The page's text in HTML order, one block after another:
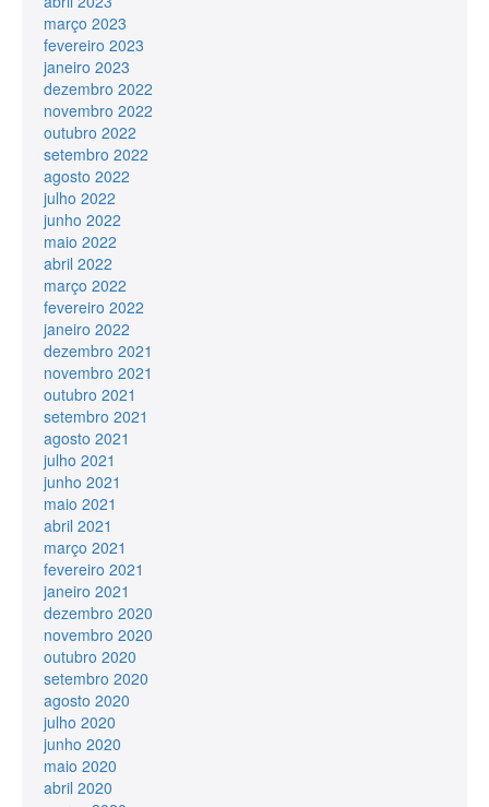
março 2023
fevereiro 2023
janeiro 2023
dezembro 2022
novembro 2022
outubro 2022
setembro 2022
agosto 2022
julho 2022
junho 2022
maio 2022
abril 2022
março 2022
fevereiro 2022
janeiro 2022
dezembro 2021
novembro 2021
outubro 2021
setembro 2021
agosto 2021
julho 2021
junho 2021
maio 2021
abril 2021
março 2021
fevereiro 2021
janeiro 2021
dezembro 2020
novembro 2020
outubro 2020
setembro 2020
agosto 2020
julho 2020
junho 2020
maio 2020
abril 2020